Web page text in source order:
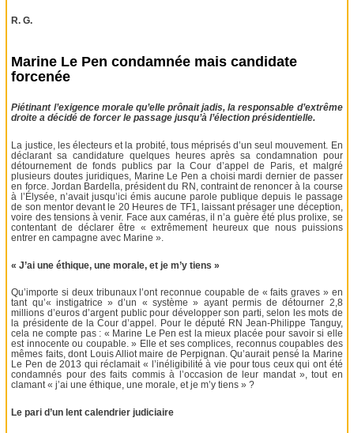
R. G.
Marine Le Pen condamnée mais candidate
forcenée
Piétinant l’exigence morale qu’elle prônait jadis, la responsable d’extrême
droite a décidé de forcer le passage jusqu’à l’élection présidentielle.
La justice, les électeurs et la probité, tous méprisés d’un seul mouvement. En
déclarant sa candidature quelques heures après sa condamnation pour
détournement de fonds publics par la Cour d’appel de Paris, et malgré
plusieurs doutes juridiques, Marine Le Pen a choisi mardi dernier de passer
en force. Jordan Bardella, président du RN, contraint de renoncer à la course
à l’Élysée, n’avait jusqu’ici émis aucune parole publique depuis le passage
de son mentor devant le 20 Heures de TF1, laissant présager une déception,
voire des tensions à venir. Face aux caméras, il n’a guère été plus prolixe, se
contentant de déclarer être « extrêmement heureux que nous puissions
entrer en campagne avec Marine ».
« J’ai une éthique, une morale, et je m’y tiens »
Qu’importe si deux tribunaux l’ont reconnue coupable de « faits graves » en
tant qu’« instigatrice » d’un « système » ayant permis de détourner 2,8
millions d’euros d’argent public pour développer son parti, selon les mots de
la présidente de la Cour d’appel. Pour le député RN Jean-Philippe Tanguy,
cela ne compte pas : « Marine Le Pen est la mieux placée pour savoir si elle
est innocente ou coupable. » Elle et ses complices, reconnus coupables des
mêmes faits, dont Louis Alliot maire de Perpignan. Qu’aurait pensé la Marine
Le Pen de 2013 qui réclamait « l’inéligibilité à vie pour tous ceux qui ont été
condamnés pour des faits commis à l’occasion de leur mandat », tout en
clamant « j’ai une éthique, une morale, et je m’y tiens » ?
Le pari d’un lent calendrier judiciaire